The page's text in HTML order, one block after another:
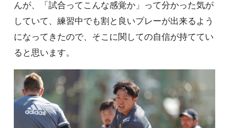
んが、「試合ってこんな感覚か」って分かった気が
していて、練習中でも割と良いプレーが出来るよう
になってきたので、そこに関しての自信が持ててい
ると思います。